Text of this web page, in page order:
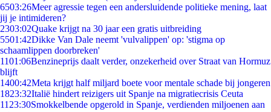
6503:26Meer agressie tegen een andersluidende politieke mening, laat
jij je intimideren?
2303:02Quake krijgt na 30 jaar een gratis uitbreiding
5501:42Dikke Van Dale neemt 'vulvalippen' op: 'stigma op
schaamlippen doorbreken'
1101:06Benzineprijs daalt verder, onzekerheid over Straat van Hormuz
blijft
1400:42Meta krijgt half miljard boete voor mentale schade bij jongeren
1823:32Italië hindert reizigers uit Spanje na migratiecrisis Ceuta
11 23:30Smokkelbende opgerold in Spanje, verdienden miljoenen aan